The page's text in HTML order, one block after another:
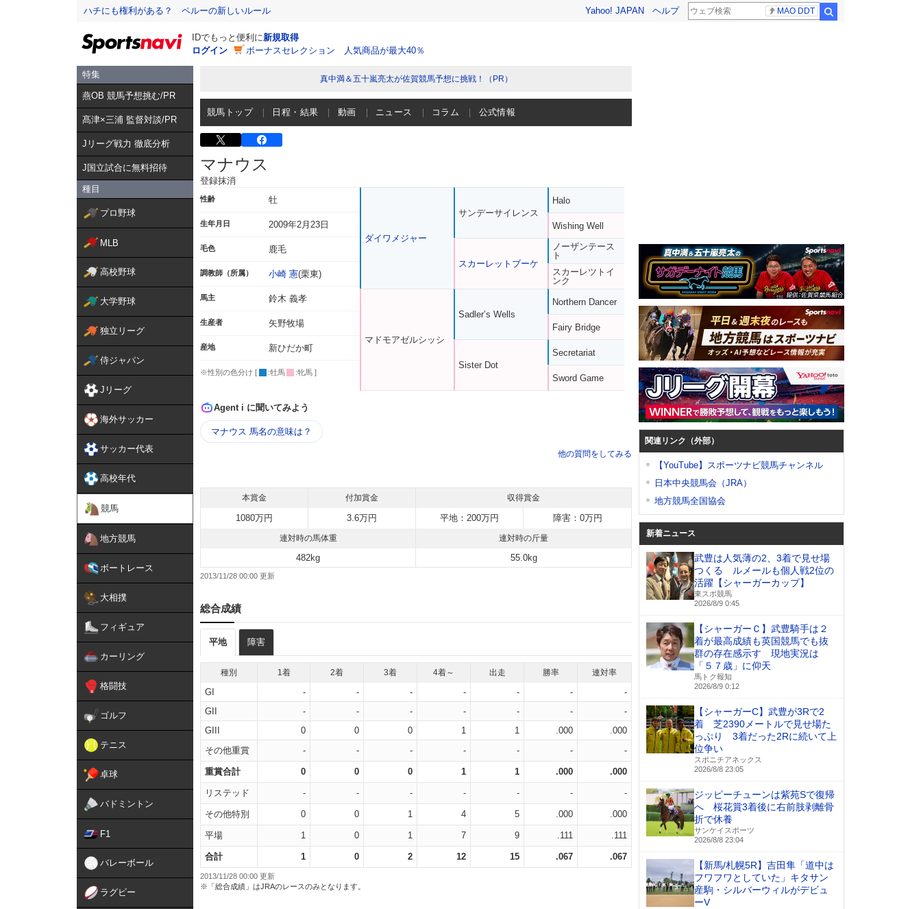
ハチにも権利がある？ ペルーの新しいルール Yahoo! JAPAN ヘルプ MAO DDT
IDでもっと便利に新規取得
ログイン
ボーナスセレクション 人気商品が最大40％
特集
燕OB 競馬予想挑む/PR
髙津×三浦 監督対談/PR
Jリーグ戦力 徹底分析
J国立試合に無料招待
種目
プロ野球
MLB
高校野球
大学野球
独立リーグ
侍ジャパン
Jリーグ
海外サッカー
サッカー代表
高校年代
競馬
地方競馬
ボートレース
大相撲
フィギュア
カーリング
格闘技
ゴルフ
テニス
卓球
バドミントン
F1
バレーボール
ラグビー
真中満＆五十嵐亮太が佐賀競馬予想に挑戦！（PR）
競馬トップ 日程・結果 動画 ニュース コラム 公式情報
マナウス
登録抹消
性齢 牡
生年月日 2009年2月23日
毛色 鹿毛
調教師（所属） 小崎 憲(栗東)
馬主 鈴木 義孝
生産者 矢野牧場
産地 新ひだか町
※性別の色分け [ :牡馬 :牝馬 ]
ダイワメジャー
マドモアゼルシッシ
サンデーサイレンス
スカーレットブーケ
Sadler’s Wells
Sister Dot
Halo
Wishing Well
ノーザンテース
ト
スカーレツトイ
ンク
Northern Dancer
Fairy Bridge
Secretariat
Sword Game
Agent i に聞いてみよう
マナウス 馬名の意味は？
他の質問をしてみる
本賞金 付加賞金 収得賞金
1080万円 3.6万円 平地：200万円 障害：0万円
連対時の馬体重 連対時の斤量
482kg 55.0kg
2013/11/28 00:00
総合成績
平地 障害
種別 1着 2着 3着 4着～ 出走 勝率 連対率
GI - - - - - -
-
GII
- - - - - -
-
GIII
0 0 0 1 1 .000
.000
その他重賞
- - - - - - -
重賞合計 0 0 0 1 1 .000 .000
リステッド - - - - - - -
その他特別 0 0 1 4 5 .000 .000
平場 1 0 1 7 9 .111 .111
合計 1 0 2 12 15 .067 .067
2013/11/28 00:00 更新
※「総合成績」はJRAのレースのみとなります。
関連リンク（外部）
【YouTube】スポーツナビ競馬チャンネル
日本中央競馬会（JRA）
地方競馬全国協会
新着ニュース
武豊は人気薄の2、3着で見せ場
つくる ルメールも個人戦2位の
活躍【シャーガーカップ】
東スポ競馬
2026/8/9 0:45
【シャーガーＣ】武豊騎手は２
着が最高成績も英国競馬でも抜
群の存在感示す 現地実況は
「５７歳」に仰天
馬トク報知
2026/8/9 0:12
【シャーガーC】武豊が3Rで2
着 芝2390メートルで見せ場た
っぷり 3着だった2Rに続いて上
位争い
スポニチアネックス
2026/8/8 23:05
ジッピーチューンは紫苑Sで復帰
へ 桜花賞3着後に右前肢剥離骨
折で休養
サンケイスポーツ
2026/8/8 23:04
【新馬/札幌5R】吉田隼「道中は
フワフワとしていた」キタサン
産駒・シルバーウィルがデビュ
ーV